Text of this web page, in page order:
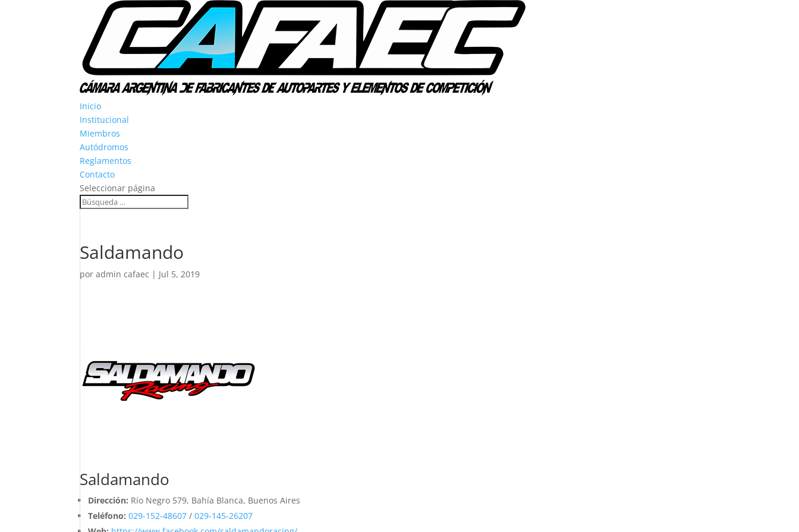
Inicio
Institucional
Miembros
Autódromos
Reglamentos
Contacto
Seleccionar página
Saldamando
poradmin cafaec | Jul 5, 2019
Saldamando
Dirección: Río Negro 579, Bahía Blanca, Buenos Aires
Teléfono:029-152-48607 /029-145-26207